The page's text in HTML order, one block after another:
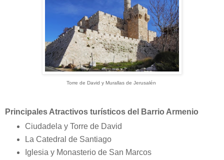
Torre de David y Murallas de Jerusalén
Principales Atractivos turísticos del Barrio Armenio
Ciudadela y Torre de David
La Catedral de Santiago
Iglesia y Monasterio de San Marcos